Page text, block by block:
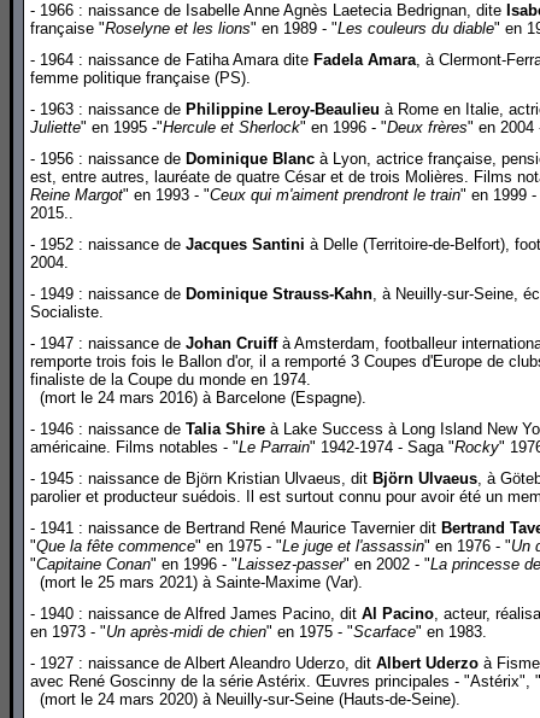
- 1966 : naissance de Isabelle Anne Agnès Laetecia Bedrignan, dite
française "Roselyne et les lions" en 1989 - "Les couleurs du diable" en
- 1964 : naissance de Fatiha Amara dite Fadela Amara, à Clermont-
femme politique française (PS).
- 1963 : naissance de Philippine Leroy-Beaulieu à Rome en Italie,
Juliette" en 1995 -"Hercule et Sherlock" en 1996 - "Deux frères" en 2004
- 1956 : naissance de Dominique Blanc à Lyon, actrice française,
est, entre autres, lauréate de quatre César et de trois Molières. Films
Reine Margot" en 1993 - "Ceux qui m'aiment prendront le train" en 1999 -
2015..
- 1952 : naissance de Jacques Santini à Delle (Territoire-de-Belfort),
2004.
- 1949 : naissance de Dominique Strauss-Kahn, à Neuilly-sur-Seine,
Socialiste.
- 1947 : naissance de Johan Cruiffà Amsterdam, footballeur
remporte trois fois le Ballon d'or, il a remporté 3 Coupes d'Europe de
finaliste de la Coupe du monde en 1974.
(mort le 24 mars 2016) à Barcelone (Espagne).
- 1946 : naissance de Talia Shire à Lake Success à Long Island New
américaine. Films notables - "Le Parrain" 1942-1974 - Saga "Rocky"
- 1945 : naissance de Björn Kristian Ulvaeus, dit Björn Ulvaeus, à
parolier et producteur suédois. Il est surtout connu pour avoir été un
- 1941 : naissance de Bertrand René Maurice Tavernier dit Bertrand
"Que la fête commence" en 1975 - "Le juge et l'assassin" en 1976 - "Un
"Capitaine Conan" en 1996 - "Laissez-passer" en 2002 - "La princesse
(mort le 25 mars 2021) à Sainte-Maxime (Var).
- 1940 : naissance de Alfred James Pacino, dit Al Pacino, acteur,
en 1973 - "Un après-midi de chien" en 1975 - "Scarface" en 1983.
- 1927 : naissance de Albert Aleandro Uderzo, dit Albert Uderzo à
avec René Goscinny de la série Astérix. Œuvres principales - "Astérix",
(mort le 24 mars 2020) à Neuilly-sur-Seine (Hauts-de-Seine).